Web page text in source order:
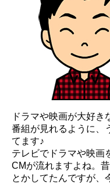
ドラマや映画が大好き
番組が見れるように、
てます♪
テレビでドラマや映画
CMが流れますよね。
とかしてたんですが、